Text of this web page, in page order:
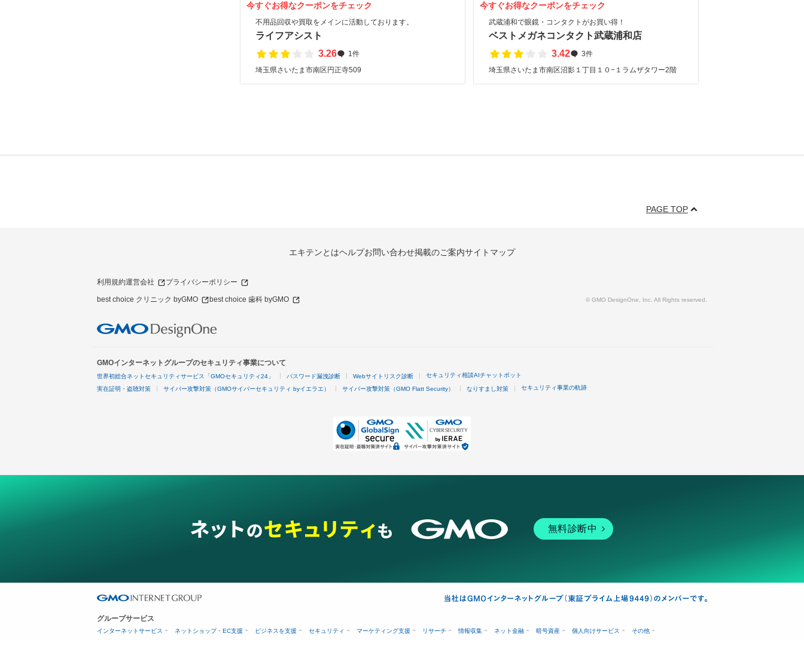
今すぐお得なクーポンをチェック
不用品回収や買取をメインに活動しております。
ライフアシスト
3.26
1件
埼玉県さいたま市南区円正寺509
今すぐお得なクーポンをチェック
武蔵浦和で眼鏡・コンタクトがお買い得！
ベストメガネコンタクト武蔵浦和店
3.42
3件
埼玉県さいたま市南区沼影１丁目１０−１ラムザタワー2階
PAGE TOP
エキテンとはヘルプお問い合わせ掲載のご案内サイトマップ
利用規約運営会社 プライバシーポリシー
best choice クリニック byGMO best choice 歯科 byGMO © GMO DesignOne, Inc. All Rights reserved.
GMOインターネットグループのセキュリティ事業について
世界初総合ネットセキュリティサービス「GMOセキュリティ24」 パスワード漏洩診断 Webサイトリスク診断 セキュリティ相談AIチャットボット
実在証明・盗聴対策 サイバー攻撃対策（GMOサイバーセキュリティ byイエラエ） サイバー攻撃対策（GMO Flatt Security） なりすまし対策 セキュリティ事業の軌跡
無料診断中
グループサービス
インターネットサービス ネットショップ・EC支援 ビジネスを支援 セキュリティ マーケティング支援 リサーチ 情報収集 ネット金融 暗号資産 個人向けサービス その他